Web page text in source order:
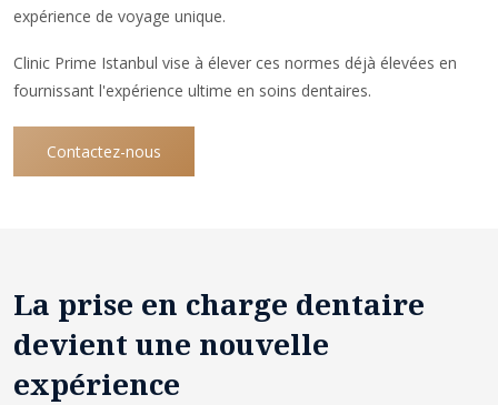
expérience de voyage unique.
Clinic Prime Istanbul vise à élever ces normes déjà élevées en
fournissant l'expérience ultime en soins dentaires.
Contactez-nous
La prise en charge dentaire
devient une nouvelle
expérience